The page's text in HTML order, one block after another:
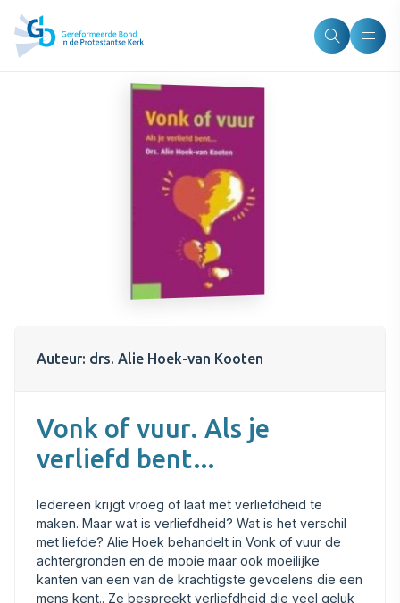
Auteur: drs. Alie Hoek-van Kooten
Vonk of vuur. Als je
verliefd bent…
Iedereen krijgt vroeg of laat met verliefdheid te
maken. Maar wat is verliefdheid? Wat is het verschil
met liefde? Alie Hoek behandelt in Vonk of vuur de
achtergronden en de mooie maar ook moeilijke
kanten van een van de krachtigste gevoelens die een
mens kent.. Ze bespreekt verliefdheid die veel geluk